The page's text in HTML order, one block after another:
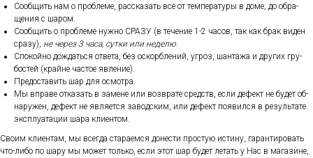
Со­об­щить нам о проб­ле­ме, рас­ска­зать всё от тем­пе­рату­ры в до­ме, до об­ра­
щения с ша­ром.
Со­об­щить о проб­ле­ме нуж­но СРА­ЗУ (в те­чение 1-2 ча­сов, так как брак ви­ден
сра­зу), не че­рез 3 ча­са, сут­ки или не­делю.
Спо­кой­но дож­дать­ся от­ве­та, без ос­кор­бле­ний, уг­роз, шан­та­жа и дру­гих гру­
бос­тей (край­не час­тое яв­ле­ние).
Пре­дос­та­вить шар для ос­мотра.
Мы впра­ве от­ка­зать в за­мене или воз­вра­те средств, ес­ли де­фект не бу­дет об­
на­ружен, де­фект не яв­ля­ет­ся за­вод­ским, или де­фект по­явил­ся в ре­зуль­та­те
экс­плу­ата­ции ша­ра кли­ен­том.
Сво­им кли­ен­там, мы всег­да ста­ра­ем­ся до­нес­ти прос­тую ис­ти­ну, га­ран­ти­ровать
что-ли­бо по ша­ру мы мо­жет толь­ко, ес­ли этот шар бу­дет ле­тать у Нас в ма­гази­не,